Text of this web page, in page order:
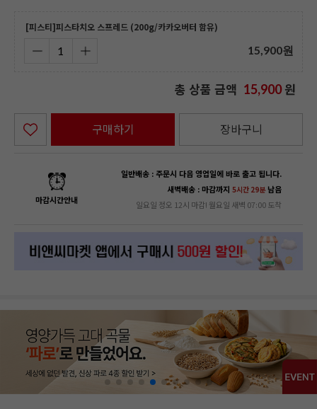
[피스티]피스타치오 스프레드 (200g/카카오버터 함유)
15,900원
총 상품 금액 15,900 원
구매하기 장바구니
마감시간안내
일반배송 : 주문시 다음 영업일에 바로 출고 됩니다.
새벽배송 : 마감까지 5시간 29분남음
일요일 정오 12시 마감! 월요일 새벽 07:00 도착